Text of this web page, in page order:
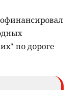
по дороге